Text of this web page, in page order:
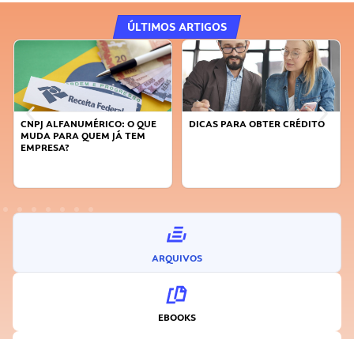
ÚLTIMOS ARTIGOS
DICAS PARA OBTER CRÉDITO
FAÇA A DIFERENÇA: SEJA
ARQUIVOS
EBOOKS